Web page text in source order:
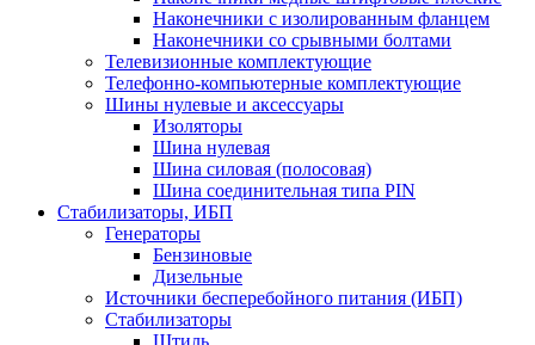
Наконечники с изолированным фланцем
Наконечники со срывными болтами
Телевизионные комплектующие
Телефонно-компьютерные комплектующие
Шины нулевые и аксессуары
Изоляторы
Шина нулевая
Шина силовая (полосовая)
Шина соединительная типа PIN
Стабилизаторы, ИБП
Генераторы
Бензиновые
Дизельные
Источники бесперебойного питания (ИБП)
Стабилизаторы
Штиль